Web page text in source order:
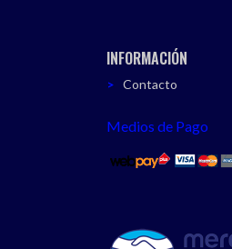
INFORMACIÓN
Contacto
Medios de Pago